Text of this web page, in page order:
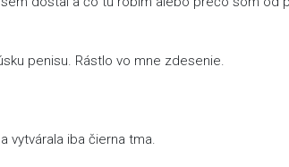
penisu. Rástlo vo mne zdesenie.
vytvárala iba čierna tma.